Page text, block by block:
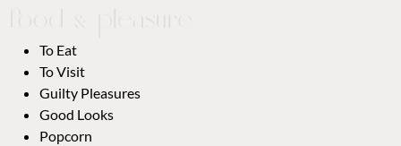
To Eat
To Visit
Guilty Pleasures
Good Looks
Popcorn